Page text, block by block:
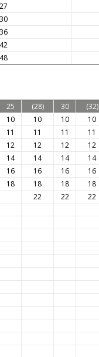
27
30
36
42
48
25 (28) 30 (32)
10 10 10 10
11 11 11 11
12 12 12 12
14 14 14 14
16 16 16 16
18 18 18 18
22 22 22